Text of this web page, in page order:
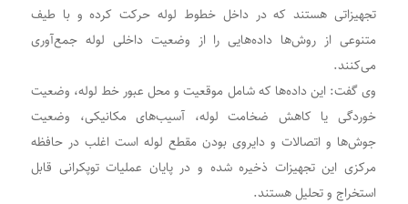
تجهیزاتی هستند که در داخل خطوط لوله حرکت کرده و با طیف
متنوعی از روش‌ها داده‌هایی را از وضعیت داخلی لوله جمع‌آوری
می‌کنند.
وی گفت: این داده‌ها که شامل موقعیت و محل عبور خط لوله، وضعیت
خوردگی یا کاهش ضخامت لوله، آسیب‌های مکانیکی، وضعیت
جوش‌ها و اتصالات و دایروی بودن مقطع لوله است اغلب در حافظه
مرکزی این تجهیزات ذخیره شده و در پایان عملیات توپکرانی قابل
استخراج و تحلیل هستند.